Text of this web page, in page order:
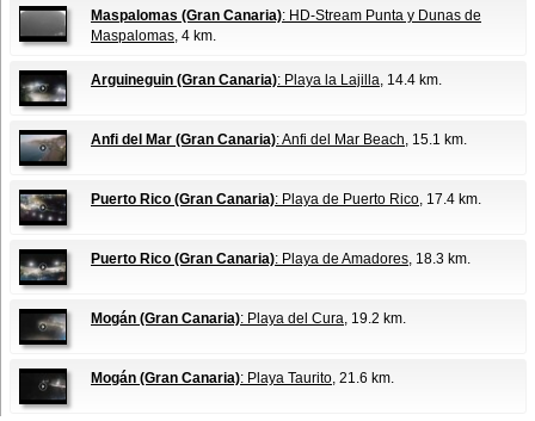
Maspalomas (Gran Canaria): HD-Stream Punta y Dunas de
Maspalomas, 4 km.
Arguineguin (Gran Canaria): Playa la Lajilla, 14.4 km.
Anfi del Mar (Gran Canaria): Anfi del Mar Beach, 15.1 km.
Puerto Rico (Gran Canaria): Playa de Puerto Rico, 17.4 km.
Puerto Rico (Gran Canaria): Playa de Amadores, 18.3 km.
Mogán (Gran Canaria): Playa del Cura, 19.2 km.
Mogán (Gran Canaria): Playa Taurito, 21.6 km.